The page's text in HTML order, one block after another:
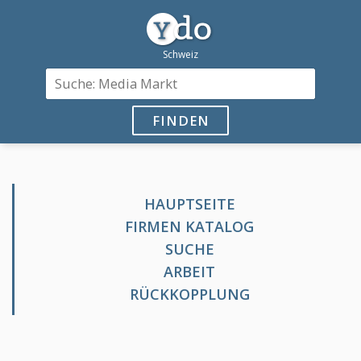
FINDEN
HAUPTSEITE
FIRMEN KATALOG
SUCHE
ARBEIT
RÜCKKOPPLUNG